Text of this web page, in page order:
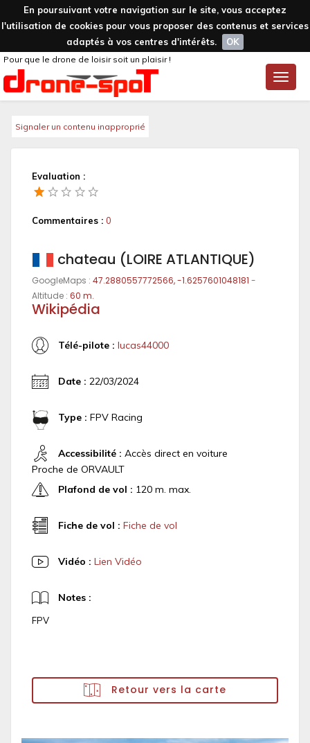
En poursuivant votre navigation sur le site, vous acceptez
l'utilisation de cookies pour vous proposer des contenus et services
adaptés à vos centres d'intérêts.
OK
Toggle
Pour que le drone de loisir soit un plaisir !
Signaler un contenu inapproprié
Evaluation :
Commentaires : 0
chateau (LOIRE ATLANTIQUE)
GoogleMaps : 47.2880557772566, -1.6257601048181 -
Altitude : 60 m.
Wikipédia
Télé-pilote : lucas44000
Date : 22/03/2024
Type : FPV Racing
Accessibilité : Accès direct en voiture
Proche de ORVAULT
Plafond de vol : 120 m. max.
Fiche de vol : Fiche de vol
Vidéo : Lien Vidéo
Notes :
FPV
Retour vers la carte